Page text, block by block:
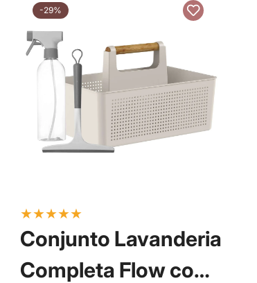
-29%
★★★★★
Conjunto Lavanderia
Completa Flow com